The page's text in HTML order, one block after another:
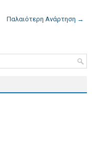
Παλαιότερη Ανάρτηση →